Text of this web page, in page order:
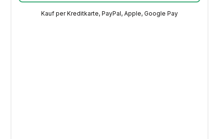
Kauf per Kreditkarte, PayPal, Apple, Google Pay